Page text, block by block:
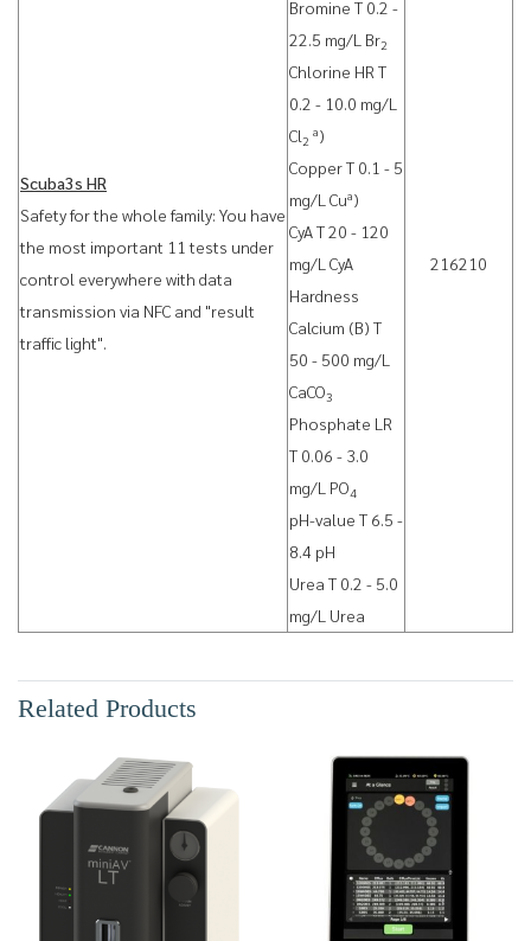
Scuba3s HR
Safety for the whole family: You have
the most important 11 tests under
control everywhere with data
transmission via NFC and "result
traffic light".
Bromine T 0.2 -
22.5 mg/L Br2
Chlorine HR T
0.2 - 10.0 mg/L
Cl 2
a)
Copper T 0.1 - 5
mg/L Cua)
CyA T 20 - 120
mg/L CyA
Hardness
Calcium (B) T
50 - 500 mg/L
CaCO3
Phosphate LR
T 0.06 - 3.0
mg/L PO4
pH-value T 6.5 -
8.4 pH
Urea T 0.2 - 5.0
mg/L Urea
216210
Related Products